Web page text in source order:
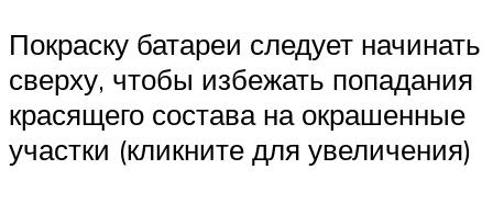
Покраску батареи следует начинать
сверху, чтобы избежать попадания
красящего состава на окрашенные
участки (кликните для увеличения)